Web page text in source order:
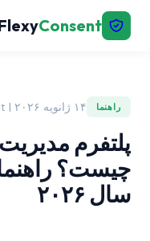
Consent
راهنما ۱۴ ژانویه ۲۰۲۶ | FlexyConsent
چیست؟
سال ۲۰۲۶